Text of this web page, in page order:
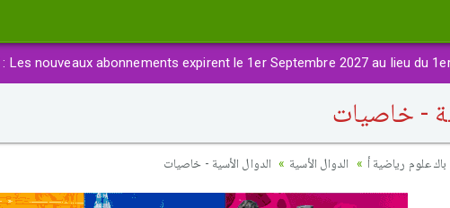
: Les nouveaux abonnements expirent le 1er Septembre 2027 au lieu du
- خاصيات
باك علوم رياضية أ الدوال الأسية الدوال الأسية - خاصيات